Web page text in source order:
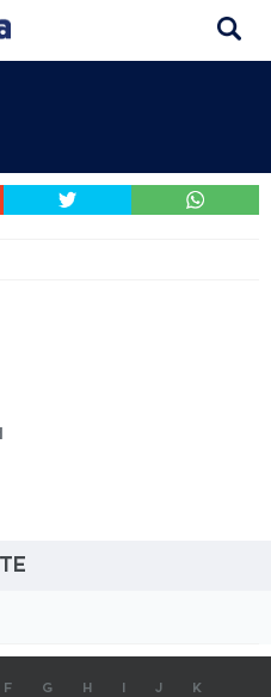
F G H J
K